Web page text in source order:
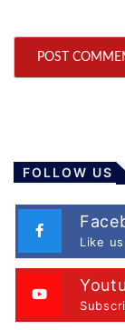
FOLLOW US
Like